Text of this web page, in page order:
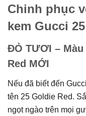
Chinh phục
kem Gucci
ĐỎ TƯƠI –
Red MỚI
Nếu đã biết đến
tên 25 Goldie Red.
ngọt ngào trên mọi